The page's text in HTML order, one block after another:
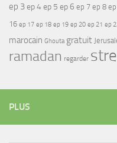
ep 3ep 4ep 5 ep 6 ep 7 ep 8
16 ep 17 ep 18 ep 19 ep 20 ep 21 ep
marocain Ghouta gratuit
ramadan regarder
PLUS